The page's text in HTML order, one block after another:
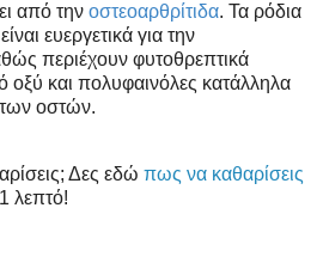
από την οστεοαρθρίτιδα. Τα ρόδια
ευεργετικά για την
περιέχουν φυτοθρεπτικά
οξύ και πολυφαινόλες κατάλληλα
οστών.
Δες εδώ πως να καθαρίσεις
1 λεπτό!